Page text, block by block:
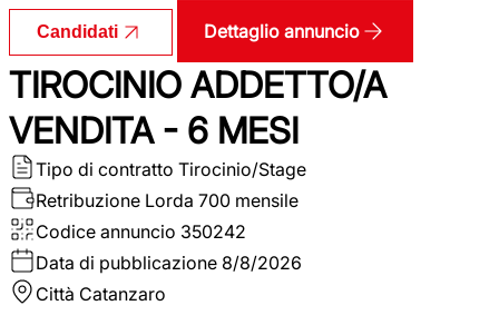
Candidati Dettaglio annuncio
TIROCINIO ADDETTO/A
VENDITA - 6 MESI
Tipo di contratto Tirocinio/Stage
Retribuzione Lorda 700 mensile
Codice annuncio 350242
Data di pubblicazione 8/8/2026
Città Catanzaro